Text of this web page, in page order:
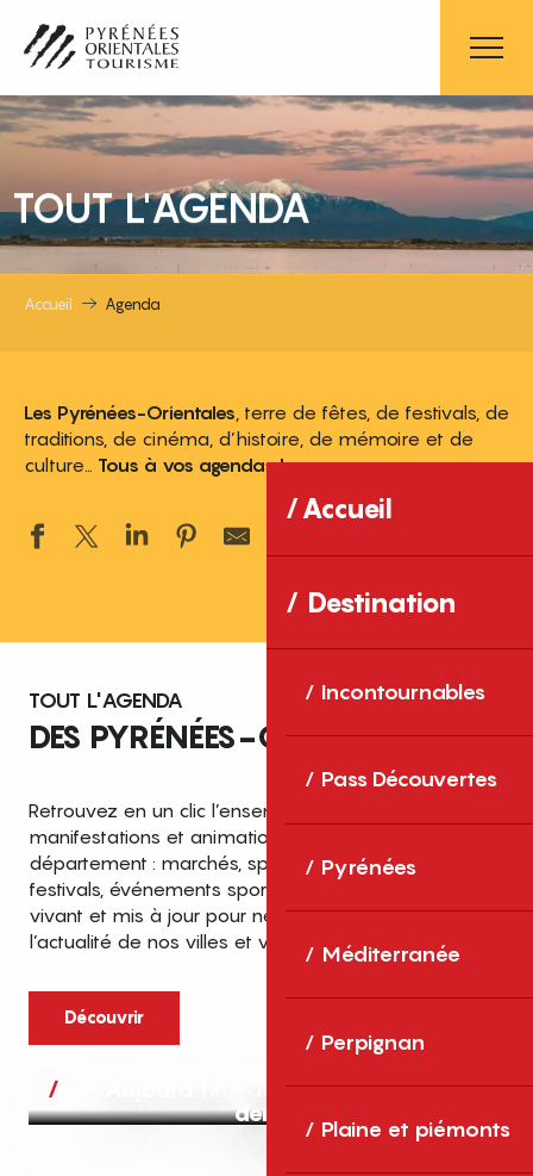
contenu
principal
Accueil
Destination
Incontournables
Pass Découvertes
Pyrénées
Méditerranée
Perpignan
Plaine et piémonts
TOUT L'AGENDA
Accueil Agenda
Les Pyrénées-Orientales , terre de fêtes, de festivals, de
traditions, de cinéma, d’histoire, de mémoire et de
culture… Tous à vos agendas !
TOUT L'AGENDA
DES PYRÉNÉES-ORIENTALES
Retrouvez en un clic l’ensemble des fêtes,
manifestations et animations recensées dans le
département : marchés, spectacles, expositions,
festivals, événements sportifs et culturels… un agenda
vivant et mis à jour pour ne rien manquer de
l’actualité de nos villes et villages.
Découvrir
Aujourd’hui, demain et après-
demain